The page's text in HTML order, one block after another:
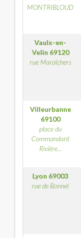
MONTRIBLOUD
Vaulx-en-
Velin 69120
rue Maraîchers
Villeurbanne
69100
place du
Commandant
Rivière...
Lyon 69003
rue de Bonnel